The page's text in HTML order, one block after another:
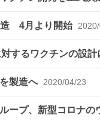
造 4月より開始
するワクチンの設
製造へ 2020/04/23
ープ、新型コロナ